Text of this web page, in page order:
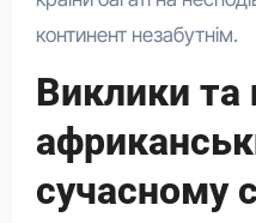
континент незабутнім.
Виклики та
сучасному